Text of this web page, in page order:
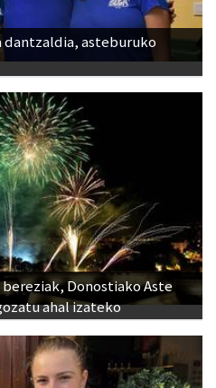
dantzaldia, asteburuko
Donostiako Aste
ahal izateko